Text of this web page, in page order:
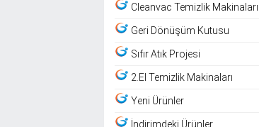
Cleanvac Temizlik Makinaları
Geri Dönüşüm Kutusu
Sıfır Atık Projesi
2.El Temizlik Makinaları
Yeni Ürünler
İndirimdeki Ürünler